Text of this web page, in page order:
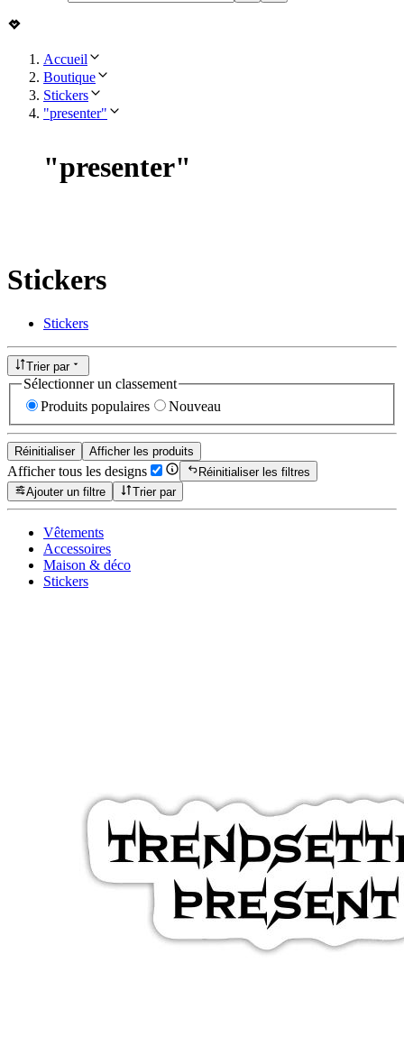
Accueil
Boutique
Stickers
"presenter"
"presenter"
Stickers
Stickers
Trier par
Sélectionner un classement
Produits populaires
Nouveau
Réinitialiser Afficher les produits
Afficher tous les designs
Réinitialiser les filtres
Ajouter un filtre
Trier par
Vêtements
Accessoires
Maison & déco
Stickers